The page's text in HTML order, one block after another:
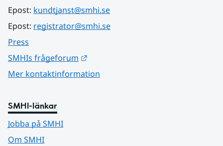
Epost: kundtjanst@smhi.se
Epost: registrator@smhi.se
Press
SMHIs frågeforum
Mer kontaktinformation
SMHI-länkar
Jobba på SMHI
Om SMHI